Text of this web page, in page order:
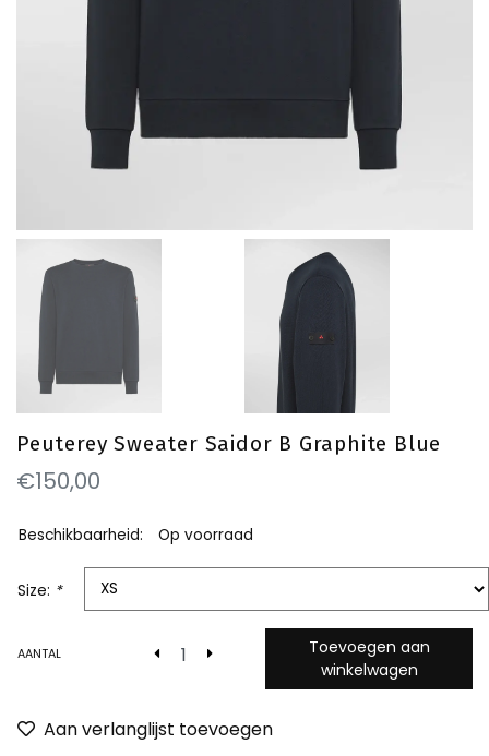
Peuterey Sweater Saidor B Graphite Blue
€150,00
Beschikbaarheid: Op voorraad
Size: *
AANTAL
Toevoegen aan
winkelwagen
Aan verlanglijst toevoegen